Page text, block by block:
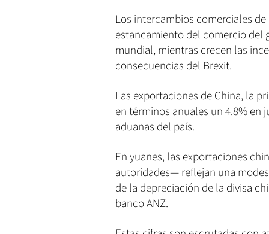
Los intercambios comerciales
estancamiento del comercio del
mundial, mientras crecen las
consecuencias del Brexit.
Las exportaciones de China, la
en términos anuales un 4.8% en
aduanas del país.
En yuanes, las exportaciones
autoridades— reflejan una
de la depreciación de la divisa
banco ANZ.